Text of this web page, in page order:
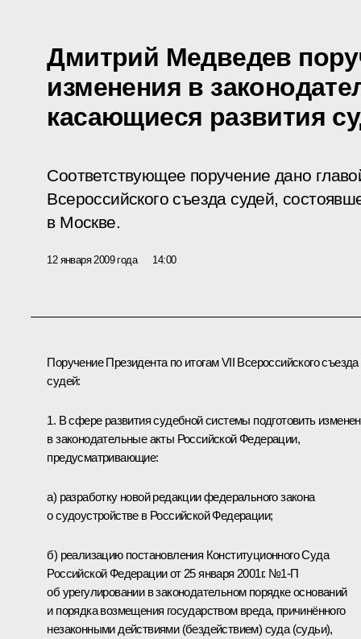
Дмитрий Медведев
изменения в
касающиеся развития
Соответствующее поручение дано
Всероссийского съезда судей,
в Москве.
12 января 2009 года 14:00
Поручение Президента по итогам VII Всероссийского съезда
судей:
1. В сфере развития судебной системы подготовить
в законодательные акты Российской Федерации,
предусматривающие:
а) разработку новой редакции федерального закона
о судоустройстве в Российской Федерации;
б) реализацию постановления Конституционного Суда
Российской Федерации от 25 января 2001г. №1-П
об урегулировании в законодательном порядке оснований
и порядка возмещения государством вреда, причинённого
незаконными действиями (бездействием) суда (судьи),